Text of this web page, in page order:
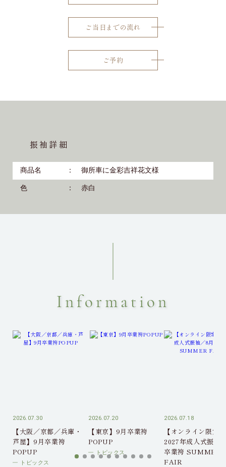
ご当日までの流れ
ご予約
振袖詳細
商品名 御所車に金彩吉祥花文様
色 赤白
Information
2026.07.30
【大阪／京都／兵庫・
芦屋】9月卒業袴
POPUP
トピックス
2026.07.20
【東京】9月卒業袴
POPUP
トピックス
2026.07.18
【オンライン限定】
2027年成人式振袖
卒業袴 SUMMER
FAIR